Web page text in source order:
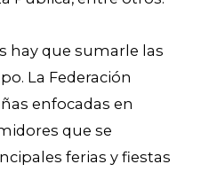
hay que sumarle las
La Federación
enfocadas en
que se
ferias y fiestas